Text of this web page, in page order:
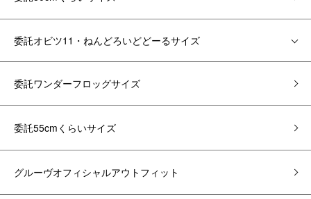
委託オビツ11・ねんどろいどどーるサイズ
委託ワンダーフロッグサイズ
委託55cmくらいサイズ
グルーヴオフィシャルアウトフィット